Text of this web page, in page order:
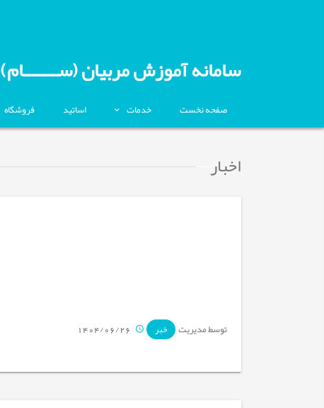
سامانه آموزش مربیان (ســـــــام)
صفحه نخست خدمات اساتید فروشگاه
اخبار
توسط مدیریت خبر 1404/06/26